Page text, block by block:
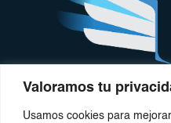
Valoramos tu
Usamos cookies para